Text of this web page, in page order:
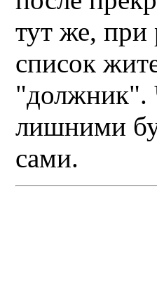
тут же,
список
"должник".
лишними
сами.